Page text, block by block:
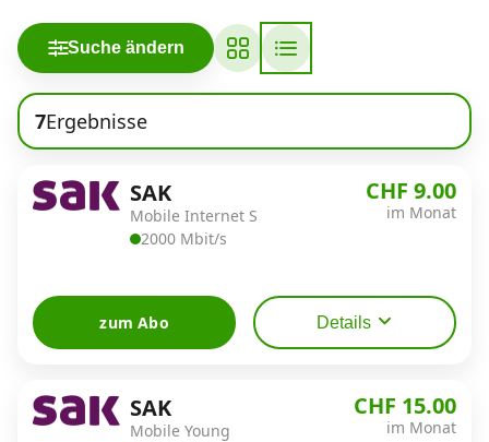
Roaming-Tarife abfragen
Handy-Abo-Aktionen
Handy-Abo kündigen oder
Alle Mobile-Vergleiche
Internet, TV, Telefon
Suche ändern
7Ergebnisse
SAK
Mobile Internet S
2000 Mbit/s
CHF 9.00
im Monat
zum Abo Details
SAK
Mobile Young
CHF 15.00
im Monat